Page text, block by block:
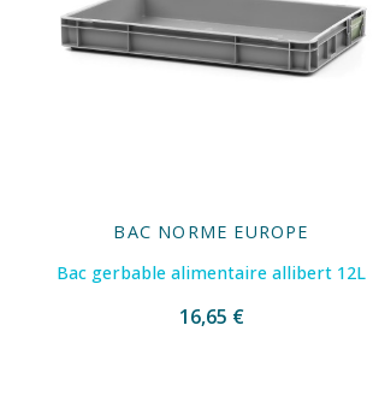
BAC NORME EUROPE
Bac gerbable alimentaire allibert 12L
16,65 €